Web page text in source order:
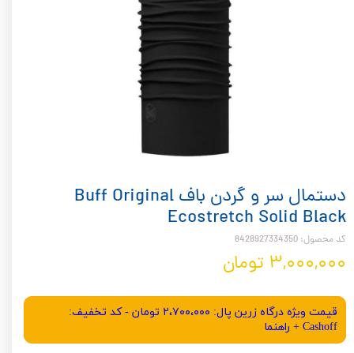
دستمال سر و گردن باف Buff Original
Ecostretch Solid Black
کد محصول: 8428927334350
۳,۰۰۰,۰۰۰ تومان
قیمت ویژه درگاه زرین پال: ۲،۷۰۰،۰۰۰ تومان - کد تخفیف:
Cashoff + راهنما